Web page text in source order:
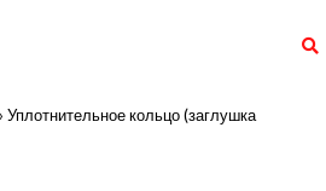
Уплотнительное кольцо (заглушка